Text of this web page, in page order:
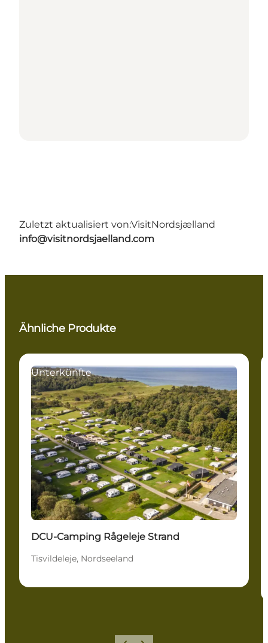
Zuletzt aktualisiert von:VisitNordsjælland
info@visitnordsjaelland.com
Ähnliche Produkte
Unterkünfte
DCU-Camping Rågeleje Strand
Tisvildeleje, Nordseeland